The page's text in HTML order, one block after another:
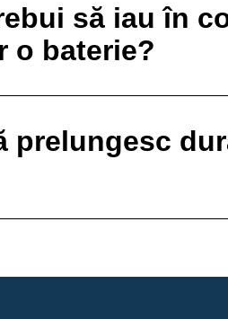
să iau în
o baterie?
prelungesc